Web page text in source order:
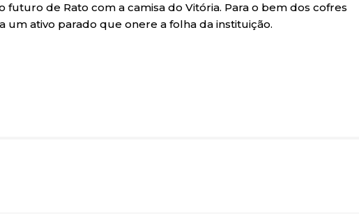
futuro de Rato com a camisa do Vitória. Para o bem dos cofres
um ativo parado que onere a folha da instituição.